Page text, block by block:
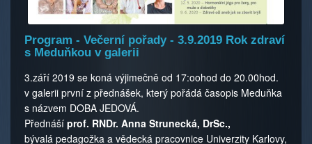
Program - Večerní pořady - 3.9.2019 Rok zdraví
s Meduňkou v galerii
3.září 2019 se koná výjimečně od 17:oohod do 20.00hod.
v galerii první z přednášek, který pořádá časopis Meduňka
s názvem DOBA JEDOVÁ.
Přednáší prof. RNDr. Anna Strunecká, DrSc.,
bývalá pedagožka a vědecká pracovnice Univerzity Karlovy,